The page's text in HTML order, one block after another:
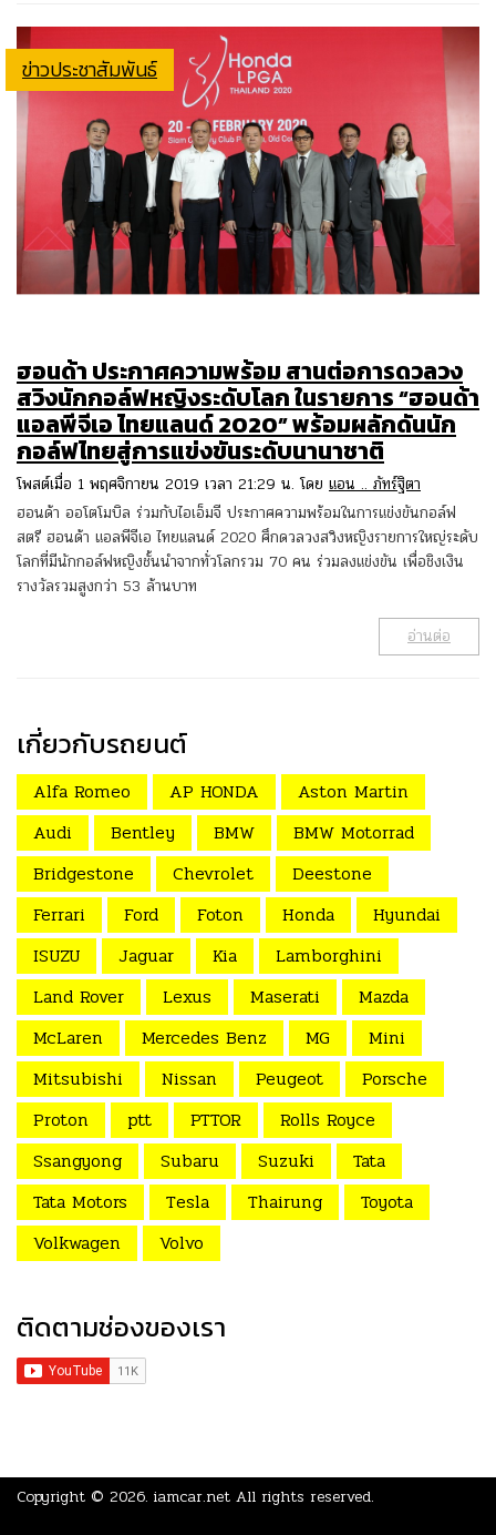
ข่าวประชาสัมพันธ์
ฮอนด้า ประกาศความพร้อม สานต่อการดวลวง
สวิงนักกอล์ฟหญิงระดับโลก ในรายการ “ฮอนด้า
แอลพีจีเอ ไทยแลนด์ 2020” พร้อมผลักดันนัก
กอล์ฟไทยสู่การแข่งขันระดับนานาชาติ
โพสต์เมื่อ 1 พฤศจิกายน 2019 เวลา 21:29 น. โดย แอน .. ภัทร์ฐิตา
ฮอนด้า ออโตโมบิล ร่วมกับไอเอ็มจี ประกาศความพร้อมในการแข่งขันกอล์ฟ
สตรี ฮอนด้า แอลพีจีเอ ไทยแลนด์ 2020 ศึกดวลวงสวิงหญิงรายการใหญ่ระดับ
โลกที่มีนักกอล์ฟหญิงชั้นนำจากทั่วโลกรวม 70 คน ร่วมลงแข่งขัน เพื่อชิงเงิน
รางวัลรวมสูงกว่า 53 ล้านบาท
อ่านต่อ
เกี่ยวกับรถยนต์
Alfa Romeo AP HONDA
Aston Martin
Audi
Bentley BMW
BMW Motorrad
Bridgestone
Chevrolet
Deestone
Ferrari
Ford Foton Honda
Hyundai
ISUZU
Jaguar Kia
Lamborghini
Land Rover
Lexus Maserati
Mazda
McLaren
Mercedes Benz MG
Mini
Mitsubishi
Nissan Peugeot
Porsche
Proton
ptt PTTOR
Rolls Royce
Ssangyong
Subaru Suzuki
Tata
Tata Motors
Tesla Thairung
Toyota
Volkwagen
Volvo
ติดตามช่องของเรา
Copyright © 2026. iamcar.net All rights reserved.